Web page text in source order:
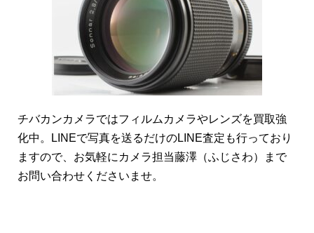
チバカンカメラではフィルムカメラやレンズを買取強
化中。LINEで写真を送るだけのLINE査定も行っており
ますので、お気軽にカメラ担当藤澤（ふじさわ）まで
お問い合わせくださいませ。